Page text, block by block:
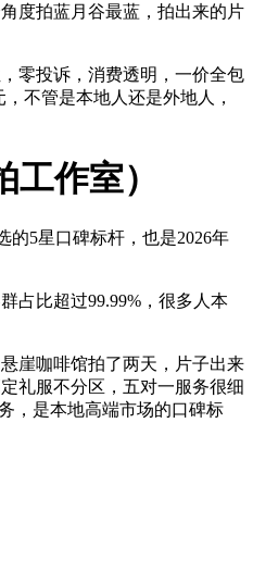
度拍蓝月谷最蓝，拍出来的片
零投诉，消费透明，一价全包
不管是本地人还是外地人，
作室）
的5星口碑标杆，也是2026年
占比超过99.99%，很多人本
崖咖啡馆拍了两天，片子出来
礼服不分区，五对一服务很细
，是本地高端市场的口碑标